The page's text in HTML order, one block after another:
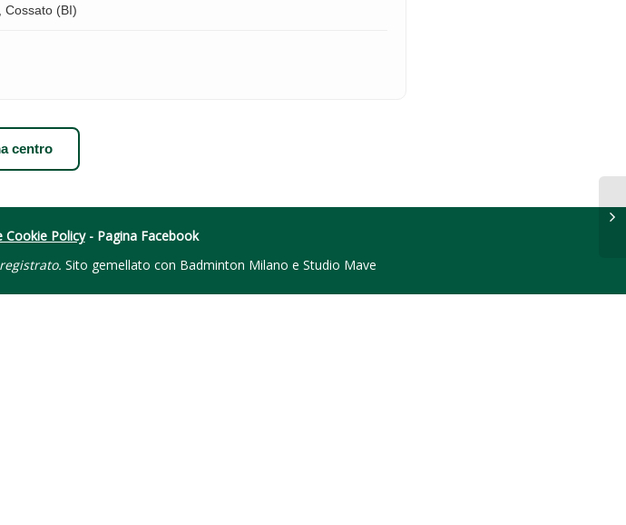
Cossato (BI)
centro
Cookie Policy- Pagina Facebook
Sito gemellato con Badminton Milano e Studio Mave